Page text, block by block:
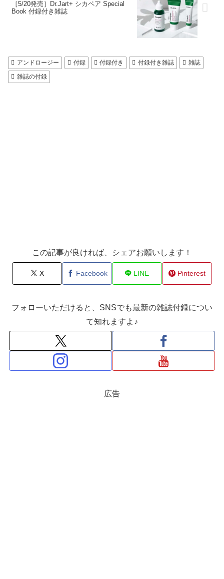
［5/20発売］Dr.Jart+ シカペア Special
Book 付録付き雑誌
アンドロージー 付録 付録付き 付録付き雑誌
雑誌
雑誌の付録
この記事が良ければ、シェアお願いします！
X Facebook LINE Pinterest
フォローいただけると、SNSでも最新の雑誌付録につい
て知れますよ♪
広告